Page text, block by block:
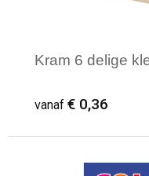
Kram 6 delige
vanaf € 0,36